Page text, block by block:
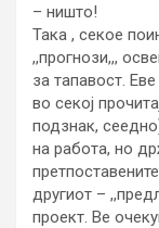
– ништо!
Така , секое
,,прогнози,,,
за тапавост.
во секој
подзнак,
на работа, но
другиот –
проект. Ве